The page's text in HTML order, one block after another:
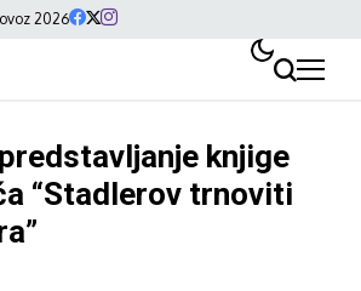
2026
knjige
“Stadlerov trnoviti